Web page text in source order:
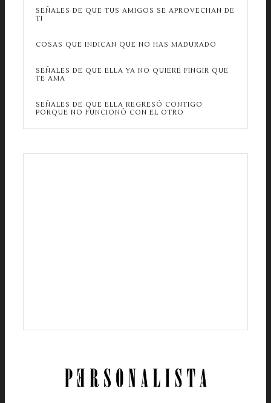
SEÑALES DE QUE TUS AMIGOS SE APROVECHAN DE
TI
COSAS QUE INDICAN QUE NO HAS MADURADO
SEÑALES DE QUE ELLA YA NO QUIERE FINGIR QUE
TE AMA
SEÑALES DE QUE ELLA REGRESÓ CONTIGO
PORQUE NO FUNCIONÓ CON EL OTRO